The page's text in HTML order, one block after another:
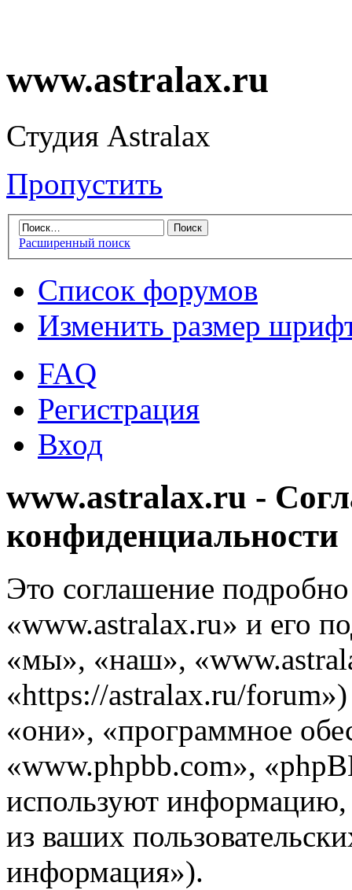
www.astralax.ru
Студия Astralax
Пропустить
Расширенный поиск
Список форумов
Изменить размер
FAQ
Регистрация
Вход
www.astralax.ru -
конфиденциальности
Это соглашение подробно
«www.astralax.ru» и его
«мы», «наш»,
«https://astralax.ru/
«они», «программное
«www.phpbb.com»,
используют
из ваших
информация»).